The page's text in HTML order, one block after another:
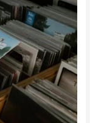
פליירים
מודפסים
בעידן
דיגיטלי